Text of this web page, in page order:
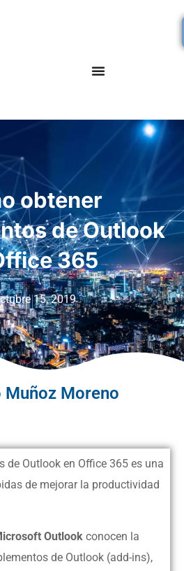
obtener
de Outlook
365
15, 2019
Muñoz Moreno
de Outlook en Office 365 es una
de mejorar la productividad
Outlook conocen la
de Outlook (add-ins),